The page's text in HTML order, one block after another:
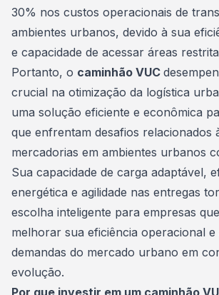
30% nos custos operacionais de
ambientes urbanos, devido à sua
e capacidade de acessar áreas
Portanto, o caminhão VUC
crucial na otimização da logística
uma solução eficiente e econômica
que enfrentam desafios relacionados
mercadorias em ambientes urbanos
Sua capacidade de carga adaptável,
energética e agilidade nas entregas
escolha inteligente para empresas
melhorar sua eficiência operacional e
demandas do mercado urbano em
evolução.
Por que investir em um caminhão